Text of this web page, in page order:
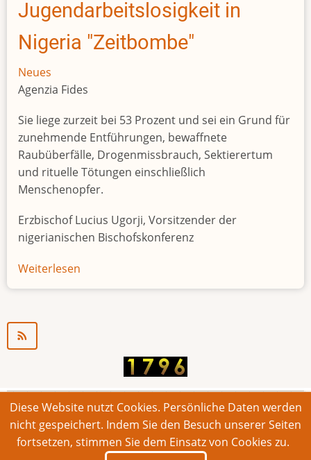
Jugendarbeitslosigkeit in
Nigeria "Zeitbombe"
Neues
Agenzia Fides
Sie liege zurzeit bei 53 Prozent und sei ein Grund für
zunehmende Entführungen, bewaffnete
Raubüberfälle, Drogenmissbrauch, Sektierertum
und rituelle Tötungen einschließlich
Menschenopfer.
Erzbischof Lucius Ugorji, Vorsitzender der
nigerianischen Bischofskonferenz
Weiterlesen
Jugendarbeitslosigkeit
© 2026 Bonner Aufruf. Alle Rechte vorbehalten.
Footer
Impressum Kontakt Intern
Diese Website nutzt Cookies. Persönliche Daten werden
nicht gespeichert. Indem Sie den Besuch unserer Seiten
fortsetzen, stimmen Sie dem Einsatz von Cookies zu.